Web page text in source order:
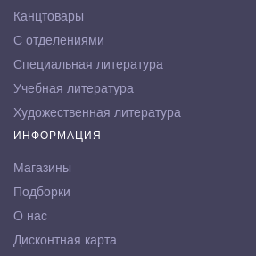
Канцтовары
С отделениями
Специальная литература
Учебная литература
Художественная литература
ИНФОРМАЦИЯ
Магазины
Подборки
О нас
Дисконтная карта